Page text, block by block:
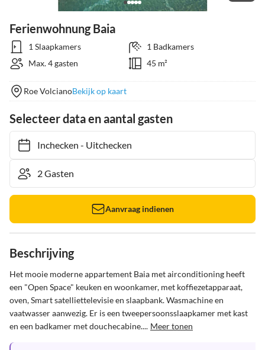
Ferienwohnung Baia
1 Slaapkamers
1 Badkamers
Max. 4 gasten
45 m²
Roe VolcianoBekijk op kaart
Selecteer data en aantal gasten
Inchecken- Uitchecken
Aanvraag indienen
Beschrijving
Het mooie moderne appartement Baia met airconditioning heeft
een "Open Space" keuken en woonkamer, met koffiezetapparaat,
oven, Smart satelliettelevisie en slaapbank. Wasmachine en
vaatwasser aanwezig. Er is een tweepersoonsslaapkamer met kast
en een badkamer met douchecabine.... Meer tonen